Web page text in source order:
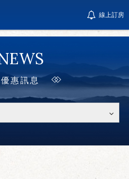
線上訂房
優惠訊息